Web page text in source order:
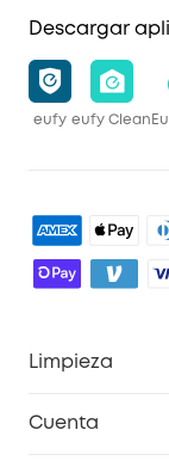
Descargar
eufy eufy Clean
Limpieza
Cuenta